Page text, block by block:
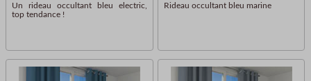
Un rideau occultant bleu electric,
top tendance !
Rideau occultant bleu marine